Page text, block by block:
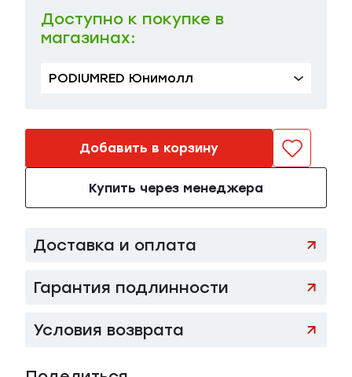
Доступно к покупке в
магазинах:
PODIUMRED Юнимолл
Добавить в корзину
Купить через менеджера
Доставка и оплата
Гарантия подлинности
Условия возврата